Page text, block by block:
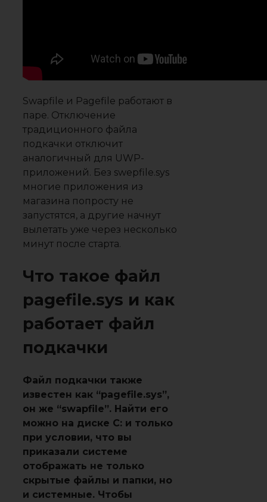
Swapfile и Pagefile работают в
паре. Отключение
традиционного файла
подкачки отключит
аналогичный для UWP-
приложений. Без swepfile.sys
многие приложения из
магазина попросту не
запустятся, а другие начнут
вылетать уже через несколько
минут после старта.
Что такое файл
pagefile.sys и как
работает файл
подкачки
Файл подкачки также
известен как “pagefile.sys”,
он же “swapfile”. Найти его
можно на диске C: и только
при условии, что вы
приказали системе
отображать не только
скрытые файлы и папки, но
и системные. Чтобы